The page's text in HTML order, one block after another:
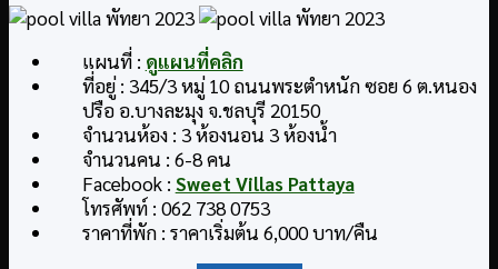
แผนที่ : ดูแผนที่คลิก
ที่อยู่ : 345/3 หมู่ 10 ถนนพระตำหนัก ซอย 6 ต.หนอง
ปรือ อ.บางละมุง จ.ชลบุรี 20150
จำนวนห้อง : 3 ห้องนอน 3 ห้องน้ำ
จำนวนคน : 6-8 คน
Facebook : Sweet Villas Pattaya
โทรศัพท์ : 062 738 0753
ราคาที่พัก : ราคาเริ่มต้น 6,000 บาท/คืน